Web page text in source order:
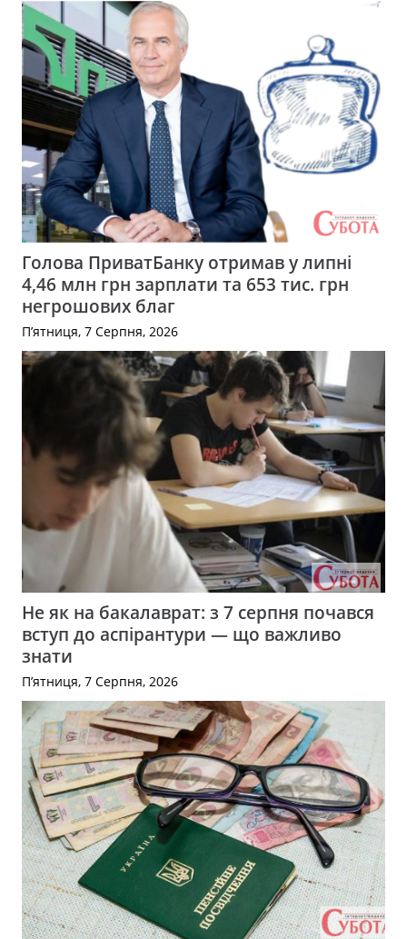
Голова ПриватБанку отримав у липні
4,46 млн грн зарплати та 653 тис. грн
негрошових благ
П’ятниця, 7 Серпня, 2026
Не як на бакалаврат: з 7 серпня почався
вступ до аспірантури — що важливо
знати
П’ятниця, 7 Серпня, 2026